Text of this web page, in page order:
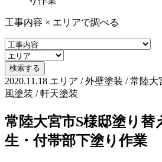
工事内容 × エリアで調べる
2020.11.18 エリア / 外壁塗装 / 常陸
風塗装 / 軒天塗装
常陸大宮市S様邸塗り
生・付帯部下塗り作業